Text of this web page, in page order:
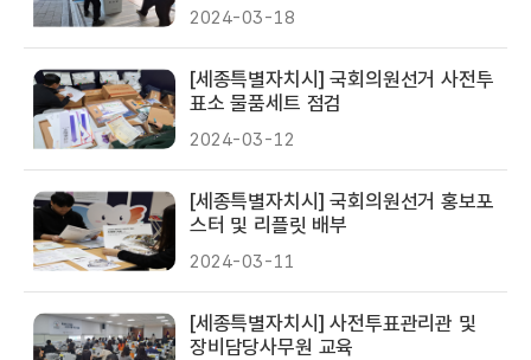
2024-03-18
[세종특별자치시] 국회의원선거 사전투
표소 물품세트 점검
2024-03-12
[세종특별자치시] 국회의원선거 홍보포
스터 및 리플릿 배부
2024-03-11
[세종특별자치시] 사전투표관리관 및
장비담당사무원 교육